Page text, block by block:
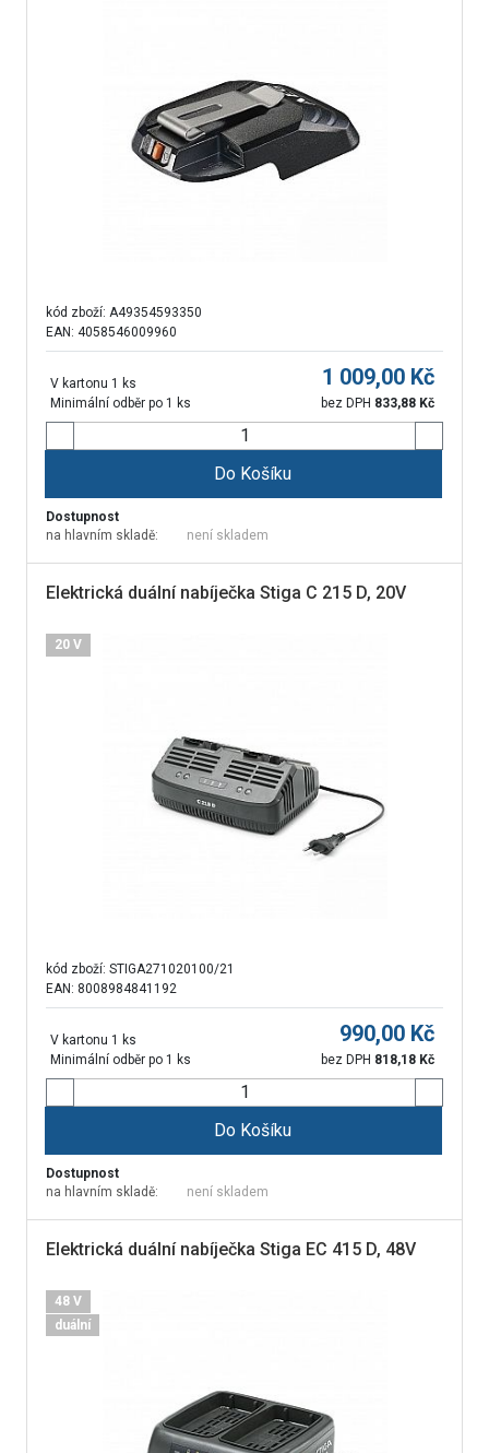
kód zboží: A49354593350
EAN: 4058546009960
V kartonu 1 ks
Minimální odběr po 1 ks
1 009,00 Kč
bez DPH 833,88 Kč
Do Košíku
Dostupnost
na hlavním skladě:
není skladem
Elektrická duální nabíječka Stiga C 215 D, 20V
20 V
kód zboží: STIGA271020100/21
EAN: 8008984841192
V kartonu 1 ks
Minimální odběr po 1 ks
990,00 Kč
bez DPH 818,18 Kč
Do Košíku
Dostupnost
na hlavním skladě:
není skladem
Elektrická duální nabíječka Stiga EC 415 D, 48V
48 V
duální